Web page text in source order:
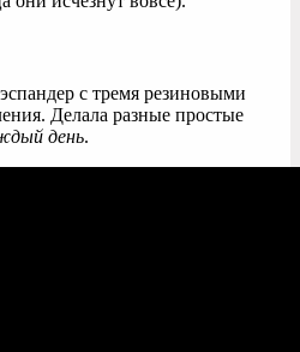
с тремя резиновыми
Делала разные простые
день.